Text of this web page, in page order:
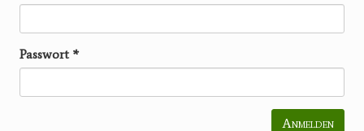
Passwort *
Anmelden